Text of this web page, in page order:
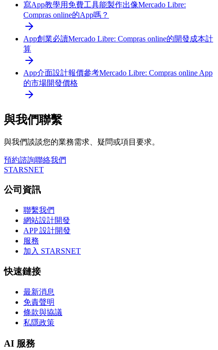
寫App教學用免費工具能製作出像Mercado Libre:
Compras online的App嗎？
App創業必讀Mercado Libre: Compras online的開發成本計
算
App介面設計報價參考Mercado Libre: Compras online App
的市場開發價格
與我們聯繫
與我們談談您的業務需求、疑問或項目要求。
預約諮詢聯絡我們
STARSNET
公司資訊
聯繫我們
網站設計開發
APP 設計開發
服務
加入 STARSNET
快速鏈接
最新消息
免責聲明
條款與協議
私隱政策
AI 服務